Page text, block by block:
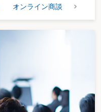
オンライン商談